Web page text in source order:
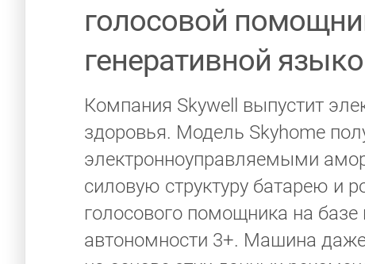
голосовой
генеративной
Компания Skywell выпустит
здоровья. Модель Skyhome
электронноуправляемыми
силовую структуру батарею и
голосового помощника на
автономности 3+. Машина